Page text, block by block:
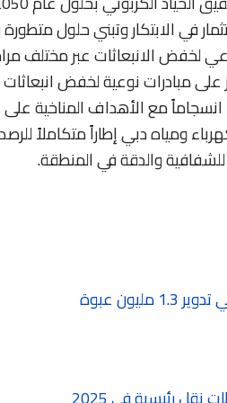
في الابتكار وتبني حلول متطورة
لخفض الانبعاثات عبر مختلف
على مبادرات نوعية لخفض
انسجاماً مع الأهداف المناخية على
والدقة في المنطقة.
عبوة